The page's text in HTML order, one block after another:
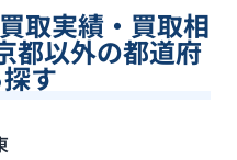
取実績・買取相
都以外の都道府
す